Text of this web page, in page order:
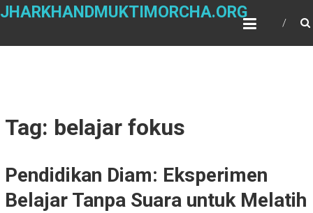
Skip
JHARKHANDMUKTIMORCHA.ORG
Tag: belajar fokus
Pendidikan Diam: Eksperimen
Belajar Tanpa Suara untuk Melatih